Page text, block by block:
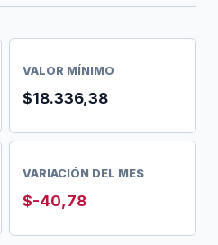
VALOR MÍNIMO
$18.336,38
VARIACIÓN DEL MES
$-40,78